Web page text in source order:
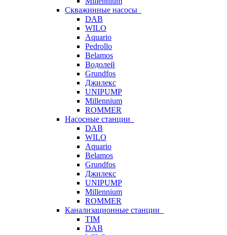
Скважинные насосы
DAB
WILO
Aquario
Pedrollo
Belamos
Водолей
Grundfos
Джилекс
UNIPUMP
Millennium
ROMMER
Насосные станции
DAB
WILO
Aquario
Belamos
Grundfos
Джилекс
UNIPUMP
Millennium
ROMMER
Канализационные станции
TIM
DAB